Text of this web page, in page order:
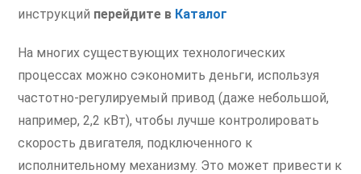
инструкций перейдите в Каталог
На многих существующих технологических
процессах можно сэкономить деньги, используя
частотно-регулируемый привод (даже небольшой,
например, 2,2 кВт), чтобы лучше контролировать
скорость двигателя, подключенного к
исполнительному механизму. Это может привести к